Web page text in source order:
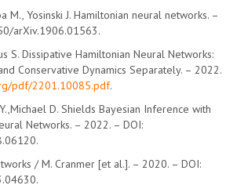
M., Yosinski J. Hamiltonian neural networks. –
arXiv.1906.01563.
S. Dissipative Hamiltonian Neural Networks:
Conservative Dynamics Separately. – 2022.
pdf/2201.10085.pdf.
D. Shields Bayesian Inference with
Networks. – 2022. – DOI:
/ M. Cranmer [et al.]. – 2020. – DOI: